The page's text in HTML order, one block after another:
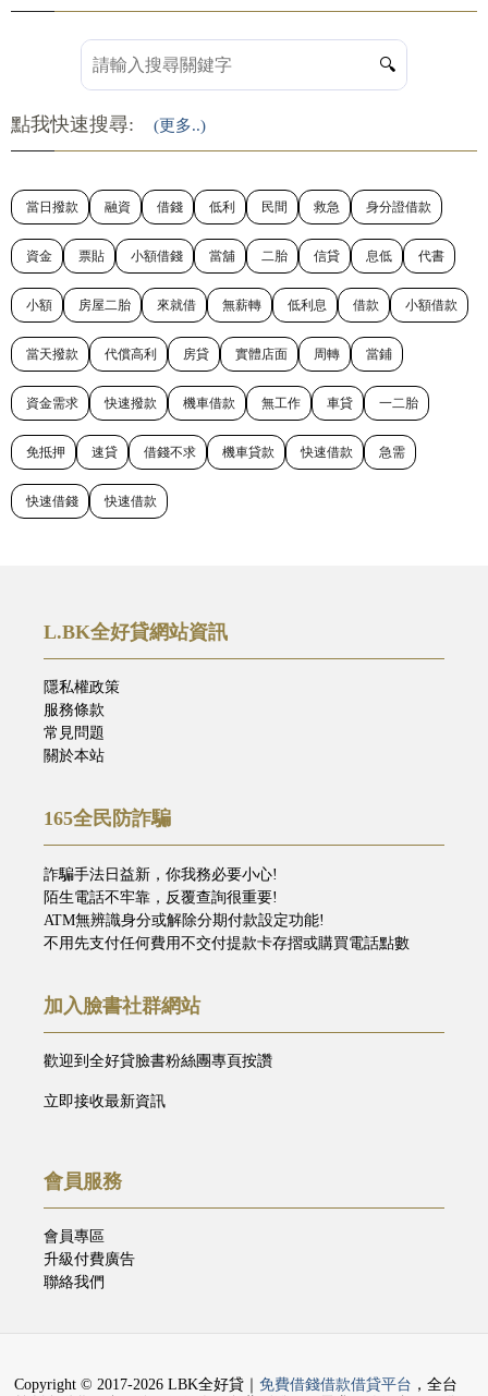
🔍
點我快速搜尋: (更多..)
當日撥款 融資 借錢 低利 民間 救急 身分證借款
資金 票貼 小額借錢 當舖 二胎 信貸 息低 代書
小額 房屋二胎 來就借 無薪轉 低利息 借款 小額借款
當天撥款 代償高利 房貸 實體店面 周轉 當鋪
資金需求 快速撥款 機車借款 無工作 車貸 一二胎
免抵押 速貸 借錢不求 機車貸款 快速借款 急需
快速借錢 快速借款
L.BK全好貸網站資訊
隱私權政策
服務條款
常見問題
關於本站
165全民防詐騙
詐騙手法日益新，你我務必要小心!
陌生電話不牢靠，反覆查詢很重要!
ATM無辨識身分或解除分期付款設定功能!
不用先支付任何費用不交付提款卡存摺或購買電話點數
加入臉書社群網站
歡迎到全好貸臉書粉絲團專頁按讚
立即接收最新資訊
會員服務
會員專區
升級付費廣告
聯絡我們
Copyright © 2017-2026 LBK全好貸｜ 免費借錢借款借貸平台 ，全台